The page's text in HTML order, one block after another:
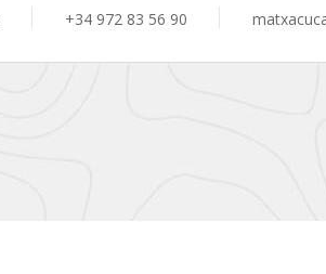
+34 972 83 56 90